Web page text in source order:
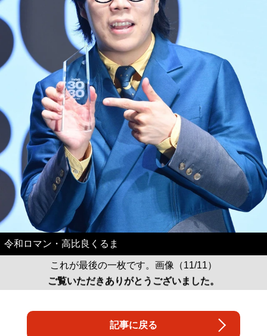
令和ロマン・高比良くるま
これが最後の一枚です。画像（11/11）
ご覧いただきありがとうございました。
記事に戻る